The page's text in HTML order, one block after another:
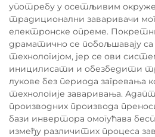
употребу у осетљивим
традиционални заваривачи
електронске опреме.
драматично се побољшавају
технологијом, јер се ови
иницилисати и обезбедити
лукове без периода загревања
технологије заваривања.
производних производа
бази инвертора омогућава
између различитих процеса